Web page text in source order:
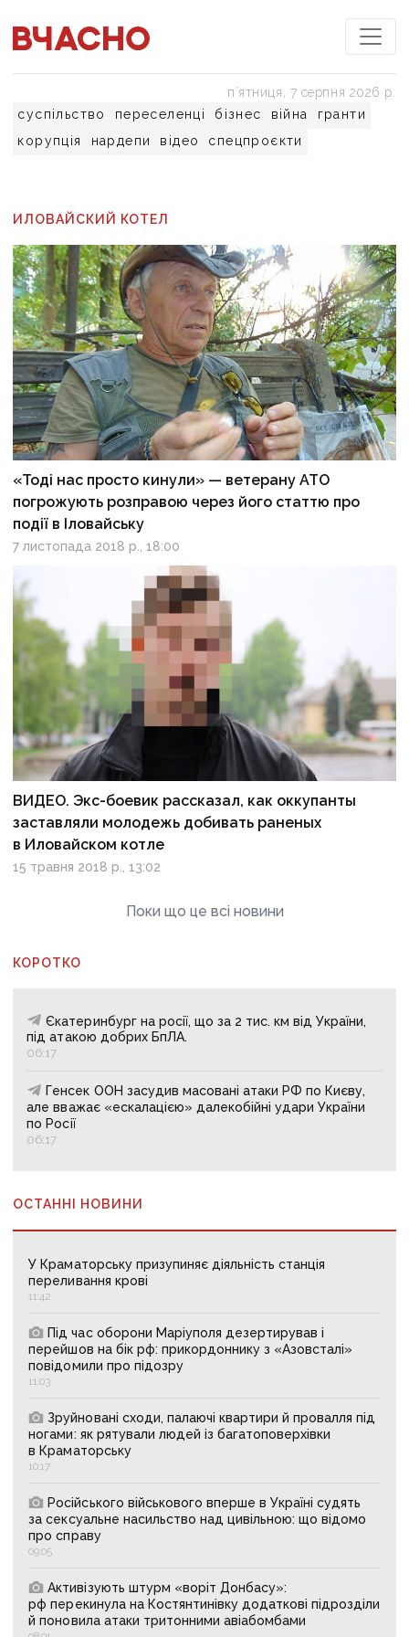
суспільство переселенці бізнес війна
гранти
корупція
нардепи відео спецпроєкти
пʼятниця, 7 серпня 2026 р.
ИЛОВАЙСКИЙ КОТЕЛ
«Тоді нас просто кинули» — ветерану АТО
погрожують розправою через його статтю про
події в Іловайську
7 листопада 2018 р., 18:00
ВИДЕО. Экс-боевик рассказал, как оккупанты
заставляли молодежь добивать раненых
в Иловайском котле
15 травня 2018 р., 13:02
Поки що це всі новини
КОРОТКО
Єкатеринбург на росії, що за 2 тис. км від України,
під атакою добрих БпЛА.
06:17
Генсек ООН засудив масовані атаки РФ по Києву,
але вважає «ескалацією» далекобійні удари України
по Росії
06:17
ОСТАННІ НОВИНИ
У Краматорську призупиняє діяльність станція
переливання крові
11:42
Під час оборони Маріуполя дезертирував і
перейшов на бік рф: прикордоннику з «Азовсталі»
повідомили про підозру
11:03
Зруйновані сходи, палаючі квартири й провалля під
ногами: як рятували людей із багатоповерхівки
в Краматорську
10:17
Російського військового вперше в Україні судять
за сексуальне насильство над цивільною: що відомо
про справу
09:05
Активізують штурм «воріт Донбасу»:
рф перекинула на Костянтинівку додаткові підрозділи
й поновила атаки тритонними авіабомбами